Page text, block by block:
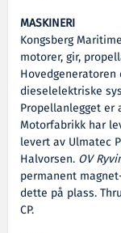
MASKINERI
Kongsberg
motorer, gir,
Hovedgeneratoren
dieselelektriske
Propellanlegget er
Motorfabrikk har
levert av Ulmatec
Halvorsen. OV
permanent
dette på plass.
CP.